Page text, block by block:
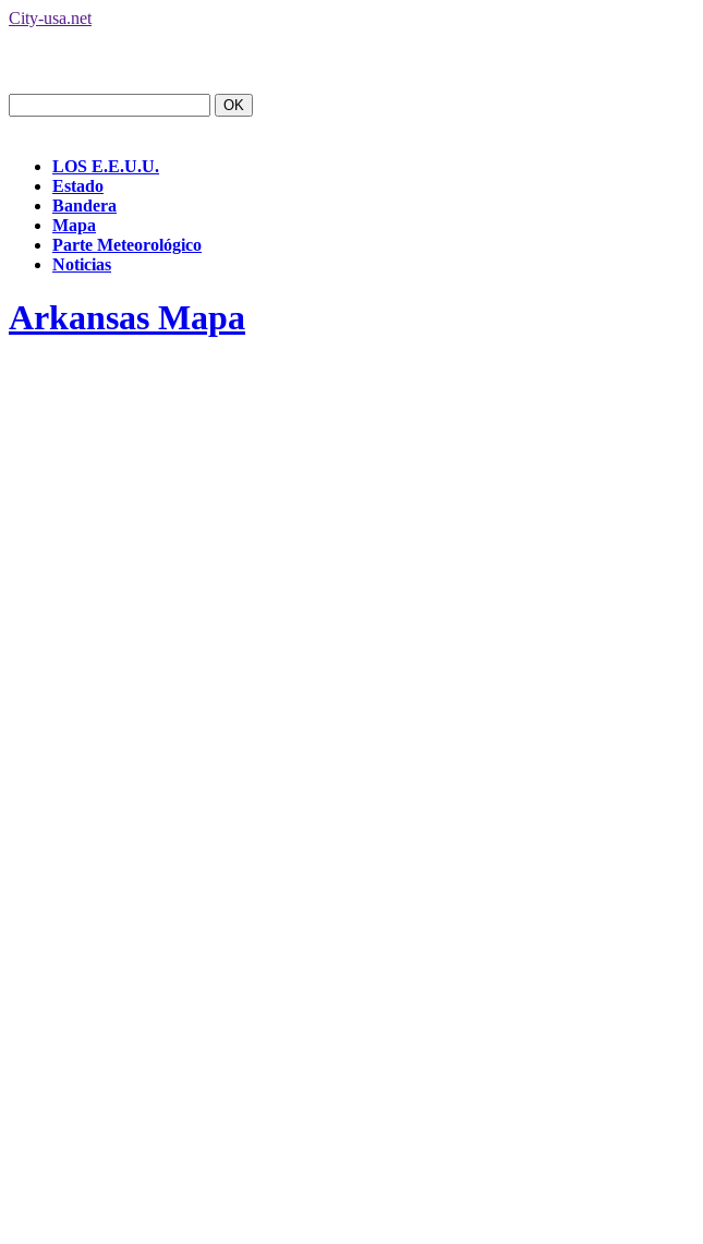
City-usa.net
LOS E.E.U.U.
Estado
Bandera
Mapa
Parte Meteorológico
Noticias
Arkansas Mapa